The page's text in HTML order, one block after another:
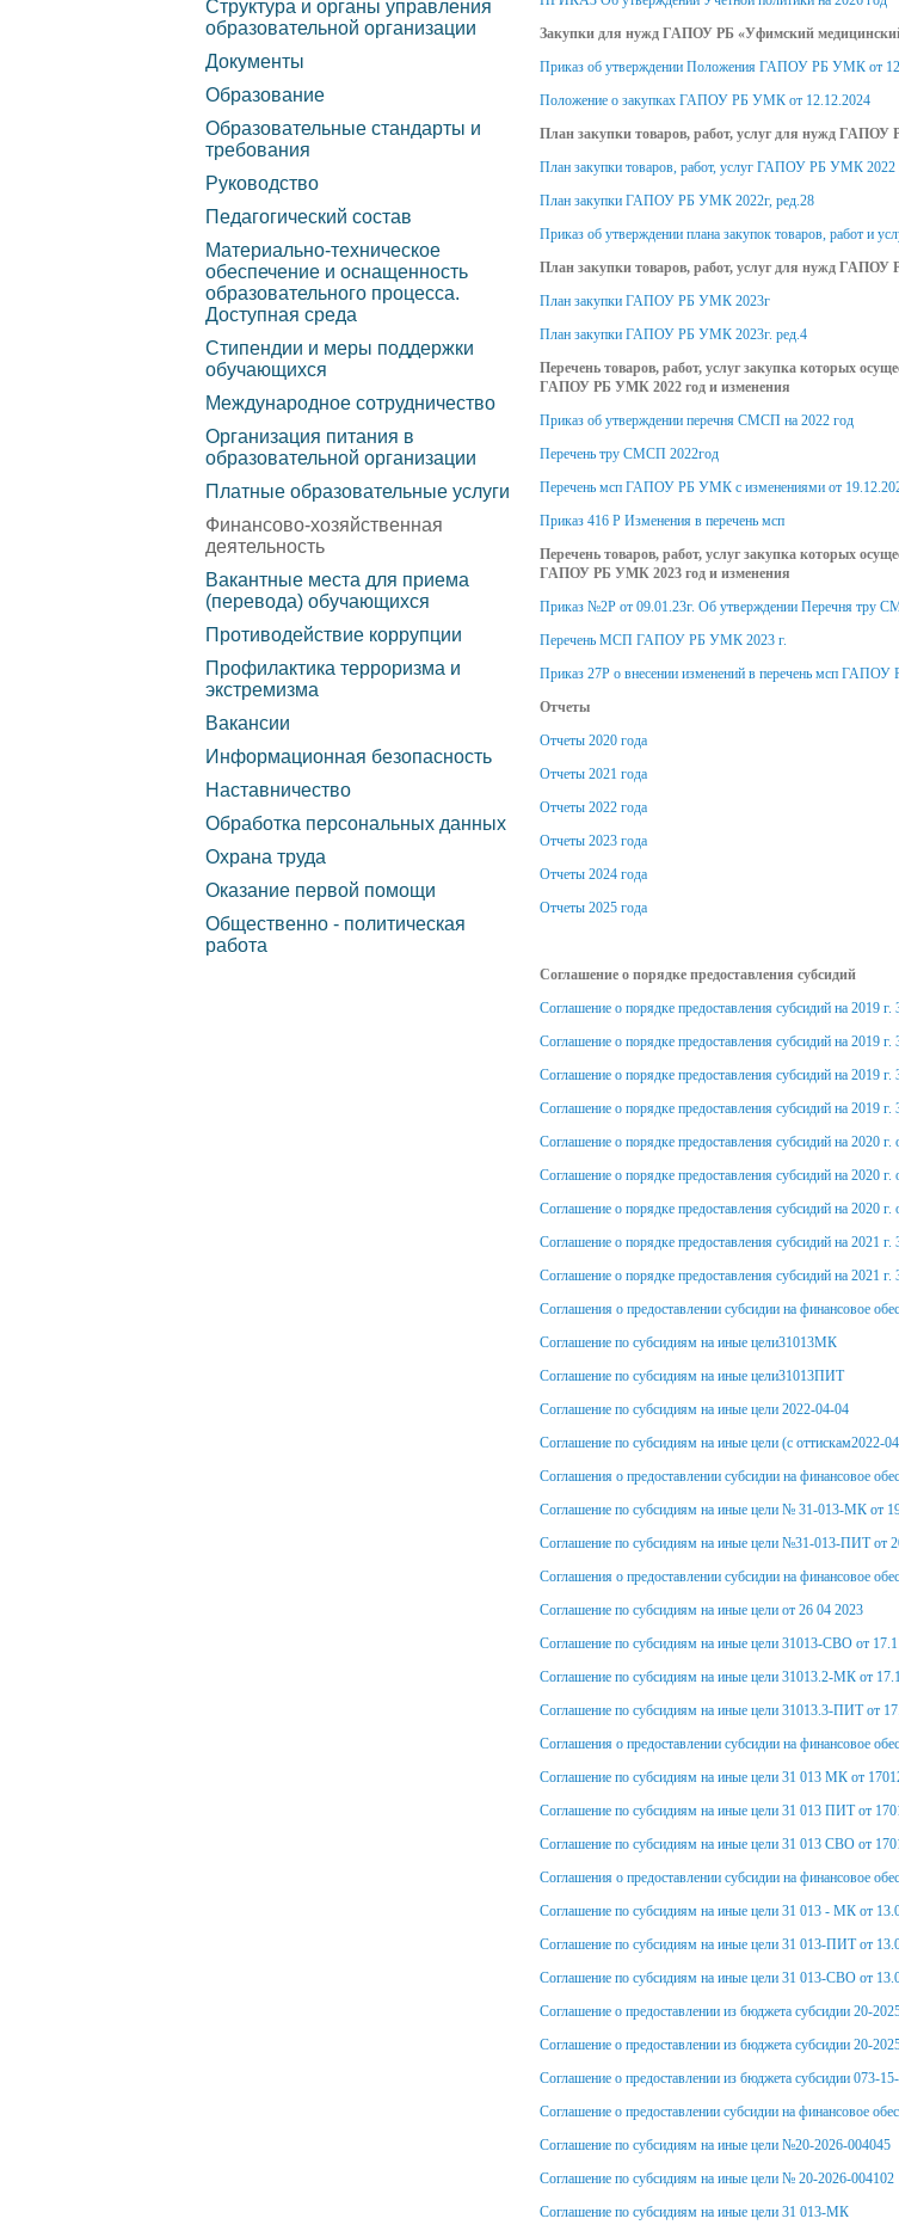
управления
образовательной
организации
Документы
Образовательные
Педагогический состав
Материально-техническое
обеспечение и
оснащенность
образовательного
процесса. Доступная
среда
Стипендии и меры
поддержки обучающихся
Международное
вопросы
обучение
Положение о порядке
учета результатов
индивидуальных
достижений
Положение об
комиссии
апелляционной
Положение о
комиссии
опыта участия в
(волонтерской)
деятельности
ПП РФ 555 Целевое
обучение
Кредит на
господдержкой
Башкортостан №455 от
30.07.2019г.
Карта сайта
профилактическая
медицина
Нормативные документы
ФУМО по УГПС 32.00.00
профилактическая
медицина
Планы работы и отчеты
ФУМО по УГПС 32.00.00
Науки о здоровье и
профилактическая
Протоколы заседаний
ФУМО по УГПС 32.00.00
Науки о здоровье и
Состав и структура ФУМО
здоровье и
профилактическая
Курсы повышения
квалификации
Дополнительные
общеразвивающие
программы
НМ и ФО
график обучения
Закупки для нужд ГАПОУ РБ «Уфимский
Приказ об утверждении Положения ГАПОУ РБ УМК от
Положение о закупках ГАПОУ РБ УМК от 12.12.2024
План закупки товаров, работ, услуг для нужд ГАПОУ
План закупки товаров, работ, услуг ГАПОУ РБ УМК 2022
План закупки ГАПОУ РБ УМК 2022г, ред.28
Приказ об утверждении плана закупок товаров, работ
План закупки товаров, работ, услуг для нужд ГАПОУ
План закупки ГАПОУ РБ УМК 2023г
План закупки ГАПОУ РБ УМК 2023г. ред.4
Перечень товаров, работ, услуг закупка которых
ГАПОУ РБ УМК 2022 год и изменения
Приказ об утверждении перечня СМСП на 2022 год
Перечень тру СМСП 2022год
Перечень мсп ГАПОУ РБ УМК с изменениями от
Приказ 416 Р Изменения в перечень мсп
Перечень товаров, работ, услуг закупка которых
ГАПОУ РБ УМК 2023 год и изменения
Приказ №2Р от 09.01.23г. Об утверждении Перечня
Перечень МСП ГАПОУ РБ УМК 2023 г.
Приказ 27Р о внесении изменений в перечень мсп
Отчеты
Отчеты 2020 года
Отчеты 2021 года
Отчеты 2022 года
Отчеты 2023 года
Отчеты 2024 года
Отчеты 2025 года
Соглашение о порядке предоставления субсидий
Соглашение о порядке предоставления субсидий на 2019 г.
Соглашение о порядке предоставления субсидий на 2019
Соглашение о порядке предоставления субсидий на 2019 г.
Соглашение о порядке предоставления субсидий на 2019
Соглашение о порядке предоставления субсидий на 2020 г.
Соглашение о порядке предоставления субсидий на 2020 г.
Соглашение о порядке предоставления субсидий на 2020 г.
Соглашение о порядке предоставления субсидий на 2021 г.
Соглашение о порядке предоставления субсидий на 2021 г.
Соглашения о предоставлении субсидии на финансовое
Соглашение по субсидиям на иные цели31013МК
Соглашение по субсидиям на иные цели31013ПИТ
Соглашение по субсидиям на иные цели 2022-04-04
Соглашение по субсидиям на иные цели (с оттискам2022-
Соглашения о предоставлении субсидии на финансовое
Соглашение по субсидиям на иные цели № 31-013-МК от
Соглашение по субсидиям на иные цели №31-013-ПИТ от
Соглашения о предоставлении субсидии на финансовое
Соглашение по субсидиям на иные цели от 26 04 2023
Соглашение по субсидиям на иные цели 31013-СВО от
Соглашение по субсидиям на иные цели 31013.2-МК от
Соглашение по субсидиям на иные цели 31013.3-ПИТ от
Соглашения о предоставлении субсидии на финансовое
Соглашение по субсидиям на иные цели 31 013 МК от
Соглашение по субсидиям на иные цели 31 013 ПИТ от
Соглашение по субсидиям на иные цели 31 013 СВО от
Соглашения о предоставлении субсидии на финансовое
Соглашение по субсидиям на иные цели 31 013 - МК от
Соглашение по субсидиям на иные цели 31 013-ПИТ от
Соглашение по субсидиям на иные цели 31 013-СВО от
Соглашение о предоставлении из бюджета субсидии 20-
Соглашение о предоставлении из бюджета субсидии 20-
Соглашение о предоставлении из бюджета субсидии 073-
Соглашение о предоставлении субсидии на финансовое
Соглашение по субсидиям на иные цели №20-2026-004045
Соглашение по субсидиям на иные цели № 20-2026-004102
Соглашение по субсидиям на иные цели 31 013-МК
Структура и органы управления
образовательной организации
Документы
Образование
Образовательные стандарты и
требования
Руководство
Педагогический состав
Материально-техническое
обеспечение и оснащенность
образовательного процесса.
Доступная среда
Стипендии и меры поддержки
обучающихся
Международное сотрудничество
Организация питания в
образовательной организации
Платные образовательные услуги
Финансово-хозяйственная
деятельность
Вакантные места для приема
(перевода) обучающихся
Противодействие коррупции
Профилактика терроризма и
экстремизма
Вакансии
Информационная безопасность
Наставничество
Обработка персональных данных
Охрана труда
Оказание первой помощи
Общественно - политическая
работа